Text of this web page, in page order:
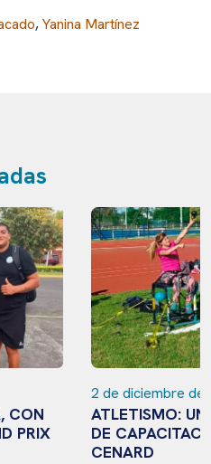
,Yanina Martínez
CON
PRIX
2 de diciembre de
ATLETISMO:
DE
CENARD